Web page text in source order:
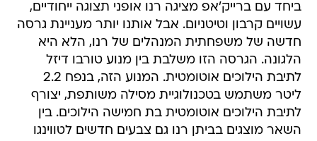
ביחד עם ברייק'אפ מציגה רנו אופני תצוגה ייחודיים,
עשויים קרבון וטיטניום. אבל אותנו יותר מעניינת גרסה
חדשה של משפחתית המנהלים של רנו, הלא היא
הלגונה. הגרסה הזו משלבת בין מנוע טורבו דיזל
לתיבת הילוכים אוטומטית. המנוע הזה, בנפח 2.2
ליטר משתמש בטכנולוגיית מסילה משותפת, יצורף
לתיבת הילוכים אוטומטית בת חמישה הילוכים. בין
השאר מוצגים בביתן רנו גם צבעים חדשים לטווינגו